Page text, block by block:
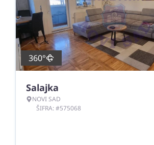
360°
Salajka
NOVI SAD
ŠIFRA: #575068